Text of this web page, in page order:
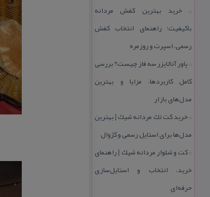
::خرید بهترین كفش مردانه
باكیفیت؛ راهنمای انتخاب كفش
رسمی، اسپرت و روزمره
:: پاور آنالایزر سه فاز چیست؟ بررسی
كامل كاربردها، مزایا و بهترین
مدل‌های بازار
::خرید كت تك مردانه شیك | بهترین
مدل‌ها برای استایل رسمی و كژوال
::كت و شلوار مردانه شیك | راهنمای
خرید، انتخاب و استایل‌سازی
حرفه‌ای